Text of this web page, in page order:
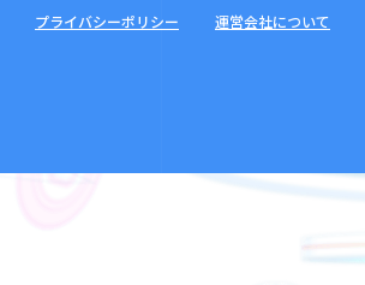
プライバシーポリシー 運営会社について